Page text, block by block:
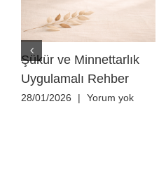
Şükür ve Minnettarlık
Uygulamalı Rehber
28/01/2026 | Yorum yok